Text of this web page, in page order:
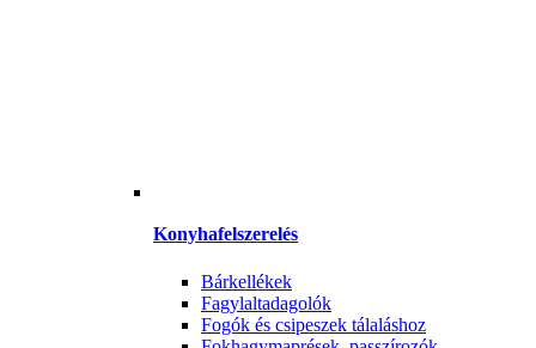
Konyhafelszerelés
Bárkellékek
Fagylaltadagolók
Fogók és csipeszek tálaláshoz